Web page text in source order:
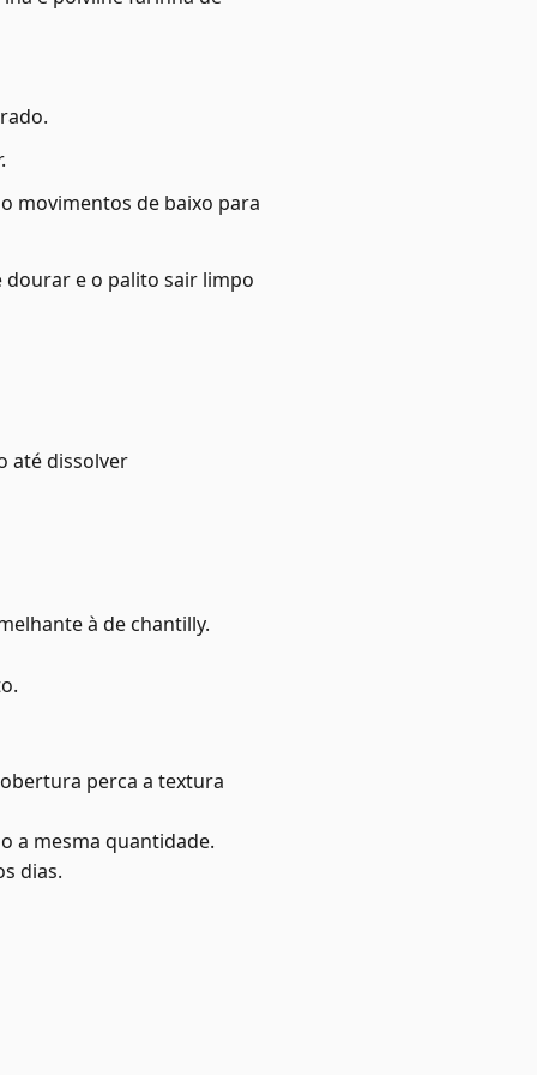
movimentos de baixo para
dourar e o palito sair limpo
até dissolver
à de chantilly.
perca a textura
a mesma quantidade.
dias.